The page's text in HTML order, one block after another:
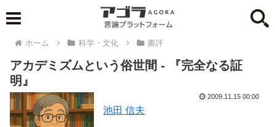
ホーム 科学・文化 書評
アカデミズムという俗世間 - 『完全なる証
明』
池田 信夫
2009.11.15 00:00